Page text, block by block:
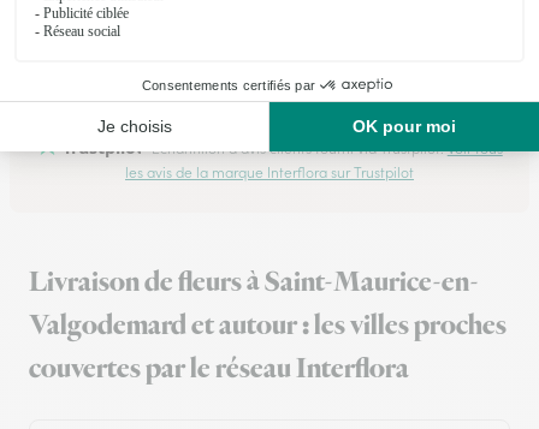
vraiment très sympa en plus il a été livré très rapidement
même en me trompant dans l adresse bravo
Trustpilot Échantillon d'avis clients fourni via Trustpilot.Voir tous
les avis de la marque Interflora sur Trustpilot
Livraison de fleurs à Saint-Maurice-en-
Valgodemard et autour : les villes proches
couvertes par le réseau Interflora